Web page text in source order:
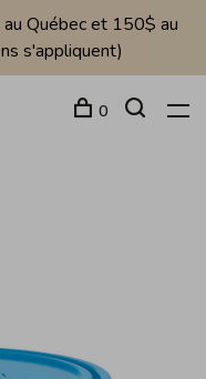
Québec et 150$ au
s'appliquent)
0